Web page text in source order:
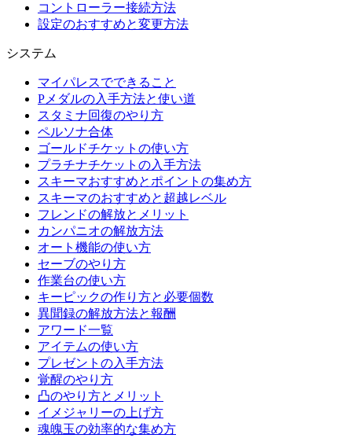
コントローラー接続方法
設定のおすすめと変更方法
システム
マイパレスでできること
Pメダルの入手方法と使い道
スタミナ回復のやり方
ペルソナ合体
ゴールドチケットの使い方
プラチナチケットの入手方法
スキーマおすすめとポイントの集め方
スキーマのおすすめと超越レベル
フレンドの解放とメリット
カンパニオの解放方法
オート機能の使い方
セーブのやり方
作業台の使い方
キーピックの作り方と必要個数
異聞録の解放方法と報酬
アワード一覧
アイテムの使い方
プレゼントの入手方法
覚醒のやり方
凸のやり方とメリット
イメジャリーの上げ方
魂魄玉の効率的な集め方